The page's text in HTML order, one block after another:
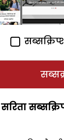
सरिता